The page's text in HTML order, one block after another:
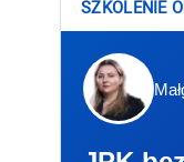
SZKOLENIE